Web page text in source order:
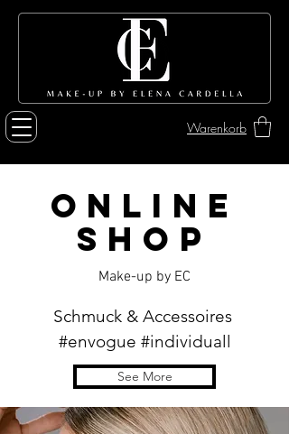
Warenkorb
Online
Shop
Make-up by EC
Schmuck & Accessoires
#envogue #individuall
See More